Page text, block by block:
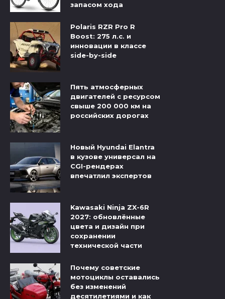
запасом хода
Polaris RZR Pro R
Boost: 275 л.с. и
инновации в классе
side-by-side
Пять атмосферных
двигателей с ресурсом
свыше 200 000 км на
российских дорогах
Новый Hyundai Elantra
в кузове универсал на
CGI-рендерах
впечатлил экспертов
Kawasaki Ninja ZX-6R
2027: обновлённые
цвета и дизайн при
сохранении
технической части
Почему советские
мотоциклы оставались
без изменений
десятилетиями и как